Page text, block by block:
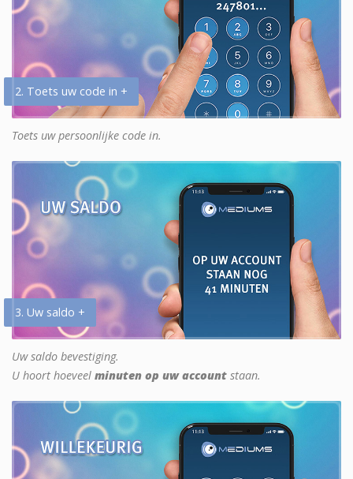
2. Toets uw code in +
Toets uw persoonlijke code in.
3. Uw saldo +
Uw saldo bevestiging.
U hoort hoeveel minuten op uw account staan.